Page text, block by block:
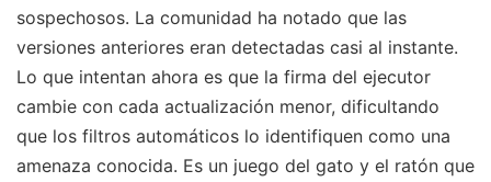
sospechosos. La comunidad ha notado que las
versiones anteriores eran detectadas casi al instante.
Lo que intentan ahora es que la firma del ejecutor
cambie con cada actualización menor, dificultando
que los filtros automáticos lo identifiquen como una
amenaza conocida. Es un juego del gato y el ratón que